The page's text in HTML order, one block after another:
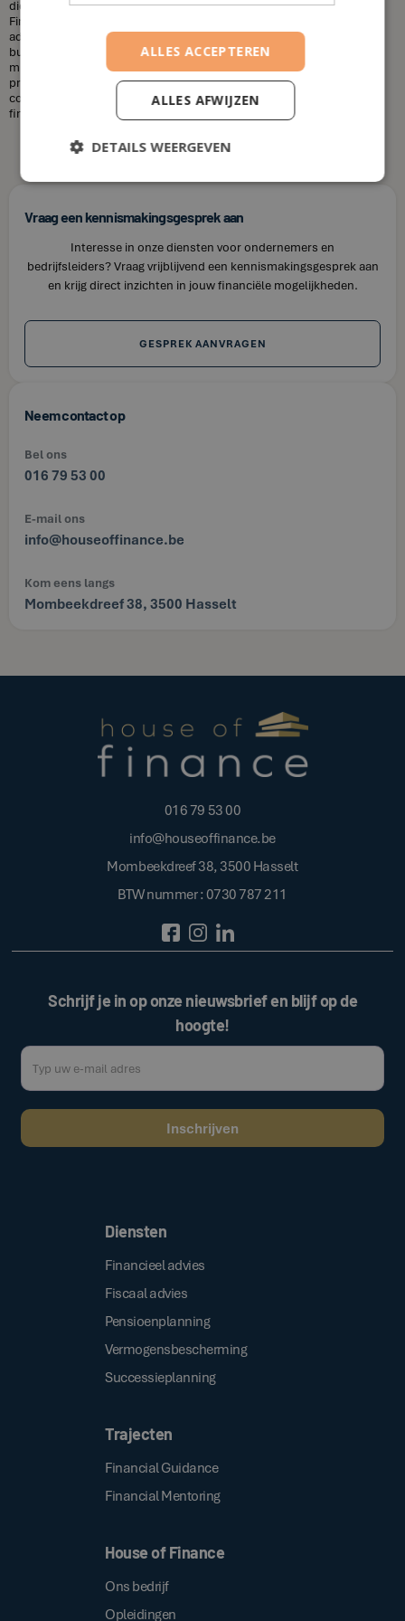
diensten die u nodig heeft en uw financiële situatie. Bij House of
Finance bieden wij betaalbare tarieven voor onze financiële
adviesdiensten, zodat u uw financiën kunt optimaliseren zonder uw
budget te overschrijden. Kortom, laat u niet misleiden door de
misvattingen over financieel adviseurs. Als u op zoek bent naar
professioneel en betrouwbaar financieel advies in Ruien, neem dan
contact op met House of Finance. Wij staan klaar om u te helpen uw
financiële doelen te bereiken.
Vraag een kennismakingsgesprek aan
Interesse in onze diensten voor ondernemers en
bedrijfsleiders? Vraag vrijblijvend een kennismakingsgesprek aan
en krijg direct inzichten in jouw financiële mogelijkheden.
GESPREK AANVRAGEN
Neem contact op
Bel ons
016 79 53 00
E-mail ons
info@houseoffinance.be
Kom eens langs
Mombeekdreef 38, 3500 Hasselt
016 79 53 00
info@houseoffinance.be
Mombeekdreef 38, 3500 Hasselt
BTW nummer : 0730 787 211
Schrijf je in op onze nieuwsbrief en blijf op de
hoogte!
Diensten
Financieel advies
Fiscaal advies
Pensioenplanning
Vermogensbescherming
Successieplanning
Trajecten
Financial Guidance
Financial Mentoring
House of Finance
Ons bedrijf
Opleidingen
ALLES ACCEPTEREN
ALLES AFWIJZEN
DETAILS WEERGEVEN